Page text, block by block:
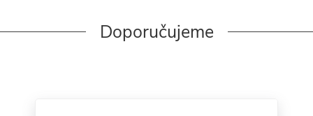
Doporučujeme